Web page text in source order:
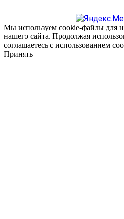
Мы используем cookie-файлы для
нашего сайта. Продолжая
соглашаетесь с использованием
Принять